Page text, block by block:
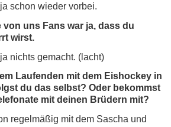
schon wieder vorbei.
von uns Fans war ja, dass du
wirst.
nichts gemacht. (lacht)
Laufenden mit dem Eishockey in
du das selbst? Oder bekommst
mit deinen Brüdern mit?
regelmäßig mit dem Sascha und